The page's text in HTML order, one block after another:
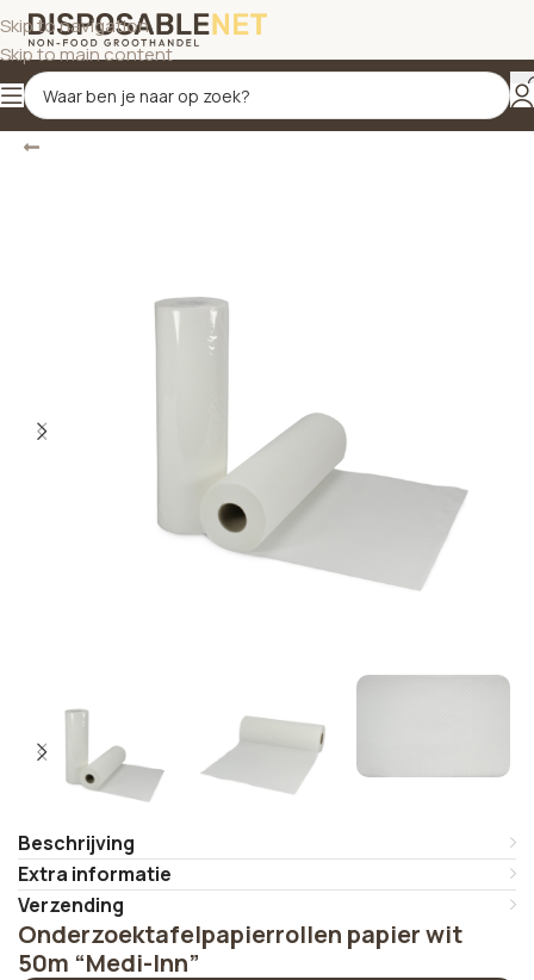
Skip to navigation
Skip to main content
Terug Home/Papierrollen
Beschrijving
Extra informatie
Verzending
Onderzoektafelpapierrollen papier wit
50m “Medi-Inn”